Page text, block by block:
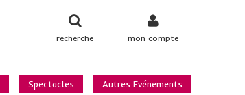
mon compte
recherche
Spectacles Autres Evénements